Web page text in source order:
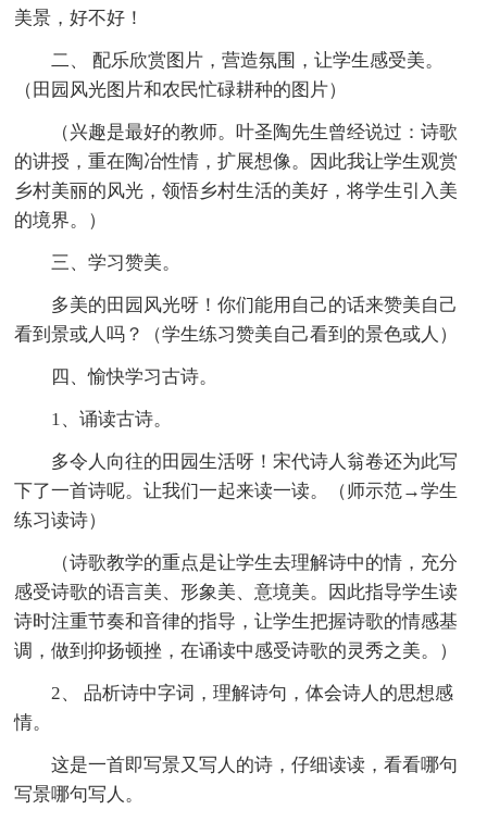
美景，好不好！
二、 配乐欣赏图片，营造氛围，让学生感受美。
（田园风光图片和农民忙碌耕种的图片）
（兴趣是最好的教师。叶圣陶先生曾经说过：诗歌
的讲授，重在陶冶性情，扩展想像。因此我让学生观赏
乡村美丽的风光，领悟乡村生活的美好，将学生引入美
的境界。）
三、学习赞美。
多美的田园风光呀！你们能用自己的话来赞美自己
看到景或人吗？（学生练习赞美自己看到的景色或人）
四、愉快学习古诗。
1、诵读古诗。
多令人向往的田园生活呀！宋代诗人翁卷还为此写
下了一首诗呢。让我们一起来读一读。（师示范→学生
练习读诗）
（诗歌教学的重点是让学生去理解诗中的情，充分
感受诗歌的语言美、形象美、意境美。因此指导学生读
诗时注重节奏和音律的指导，让学生把握诗歌的情感基
调，做到抑扬顿挫，在诵读中感受诗歌的灵秀之美。）
2、 品析诗中字词，理解诗句，体会诗人的思想感
情。
这是一首即写景又写人的诗，仔细读读，看看哪句
写景哪句写人。